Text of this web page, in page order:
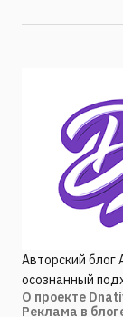
Авторский блог
осознанный
О проекте
Реклама в